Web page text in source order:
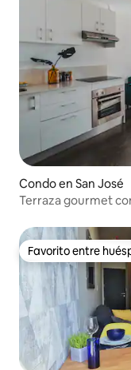
Condo en San José
Terraza gourmet
Favorito entre
Favorito entre